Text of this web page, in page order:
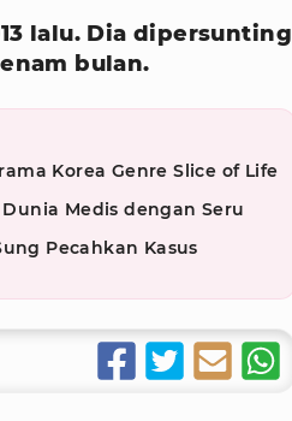
lalu. Dia dipersunting
bulan.
Korea Genre Slice of Life
Medis dengan Seru
Pecahkan Kasus